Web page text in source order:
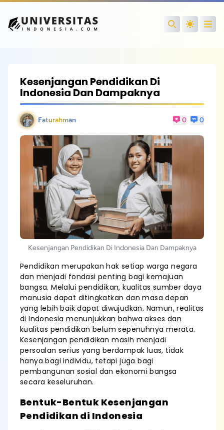
Search
Kesenjangan Pendidikan Di
Indonesia Dan Dampaknya
Faturahman 0 0
Kesenjangan Pendidikan Di Indonesia Dan Dampaknya
Pendidikan merupakan hak setiap warga negara
dan menjadi fondasi penting bagi kemajuan
bangsa. Melalui pendidikan, kualitas sumber daya
manusia dapat ditingkatkan dan masa depan
yang lebih baik dapat diwujudkan. Namun, realitas
di Indonesia menunjukkan bahwa akses dan
kualitas pendidikan belum sepenuhnya merata.
Kesenjangan pendidikan masih menjadi
persoalan serius yang berdampak luas, tidak
hanya bagi individu, tetapi juga bagi
pembangunan sosial dan ekonomi bangsa
secara keseluruhan.
Bentuk-Bentuk Kesenjangan
Pendidikan di Indonesia